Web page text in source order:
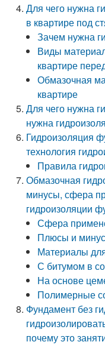
Для чего нужна
в квартире под
Зачем нужна
Виды
квартире
Обмазочная
квартире
Для чего нужна
нужна
Гидроизоляция
технология
Правила
Обмазочная
минусы, сфера
гидроизоляции
Сфера
Плюсы и
Материалы
С битумом в
На основе
Полимерные
Фундамент без
почему это